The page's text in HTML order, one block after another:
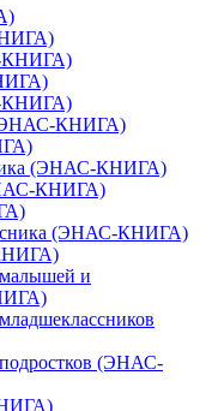
КНИГА)
КНИГА)
(ЭНАС-КНИГА)
(ЭНАС-КНИГА)
КНИГА)
(ЭНАС-КНИГА)
и
(ЭНАС-